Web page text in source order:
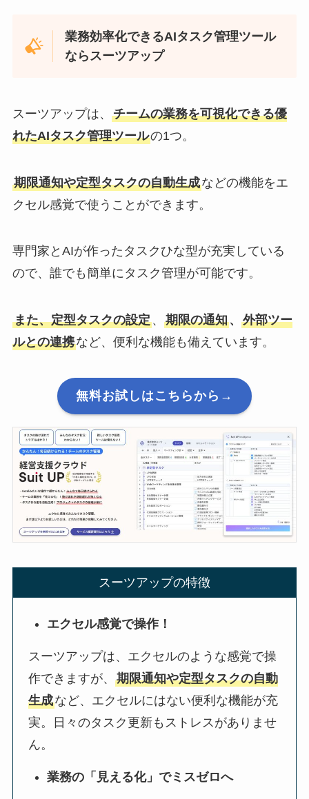
業務効率化できるAIタスク管理ツール
ならスーツアップ
スーツアップは、 チームの業務を可視化できる優
れたAIタスク管理ツールの1つ。
期限通知や定型タスクの自動生成などの機能をエ
クセル感覚で使うことができます。
専門家とAIが作ったタスクひな型が充実している
ので、誰でも簡単にタスク管理が可能です。
また、定型タスクの設定、 期限の通知、 外部ツー
ルとの連携など、便利な機能も備えています。
無料お試しはこちらから→
スーツアップの特徴
エクセル感覚で操作！
スーツアップは、エクセルのような感覚で操
作できますが、期限通知や定型タスクの自動
生成など、エクセルにはない便利な機能が充
実。日々のタスク更新もストレスがありませ
ん。
業務の「見える化」でミスゼロへ